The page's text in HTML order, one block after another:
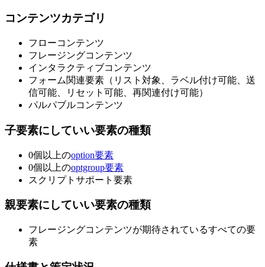
コンテンツカテゴリ
フローコンテンツ
フレージングコンテンツ
インタラクティブコンテンツ
フォーム関連要素（リスト対象、ラベル付け可能、送
信可能、リセット可能、再関連付け可能）
パルパブルコンテンツ
子要素にしていい要素の種類
0個以上のoption要素
0個以上のoptgroup要素
スクリプトサポート要素
親要素にしていい要素の種類
フレージングコンテンツが期待されているすべての要
素